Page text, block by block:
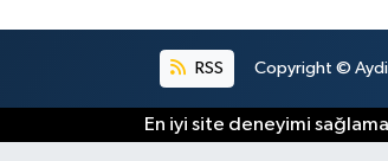
RSS Copyright ©
En iyi site deneyimi